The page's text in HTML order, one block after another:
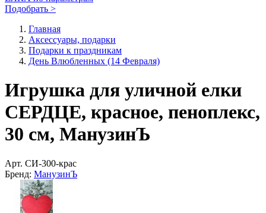
Подобрать >
Главная
Аксессуары, подарки
Подарки к праздникам
День Влюбленных (14 Февраля)
Игрушка для уличной елки
СЕРДЦЕ, красное, пеноплекс,
30 см, МанузинЪ
Арт. СИ-300-крас
Бренд: МанузинЪ